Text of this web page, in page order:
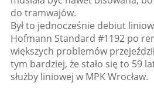
do tramwajów.
Był to jednocześnie debiut
Hofmann Standard #1192 po
większych problemów
tym bardziej, że stało się to 59
służby liniowej w MPK Wrocław.